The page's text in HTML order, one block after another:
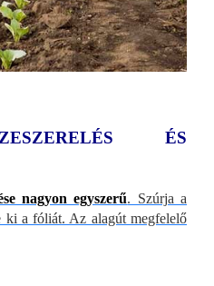
ÉS
nagyon egyszerű. Szúrja a
ki a fóliát. Az alagút megfelelő